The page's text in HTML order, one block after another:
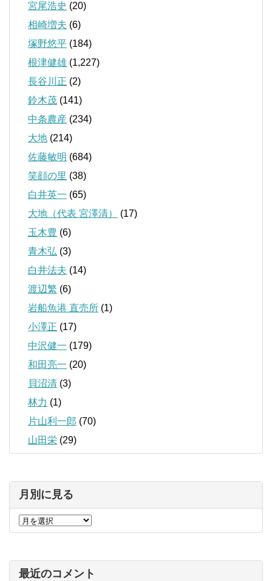
宮尾浩史 (20)
相崎増夫 (6)
塚野悠平 (184)
根津健雄 (1,227)
長谷川正 (2)
鈴木茂 (141)
中条農産 (234)
大地 (214)
佐藤敏明 (684)
笑顔の里 (38)
白井英一 (65)
大地（代表 宮澤清）
(17)
玉木豊 (6)
青木弘 (3)
白井法夫 (14)
渡辺繁 (6)
岩船魚港 直売所 (1)
小澤正 (17)
中沢健一 (179)
和田亮一 (20)
貝沼清 (3)
林力 (1)
片山利一郎 (70)
山田栄 (29)
月別に見る
最近のコメント